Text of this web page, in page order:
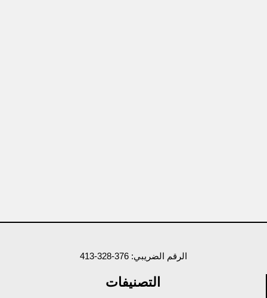
الرقم الضريبي: 376-328-413
التصنيفات